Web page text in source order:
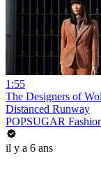
1:55
The Designers of
Distanced Runway
POPSUGAR
il y a 6 ans